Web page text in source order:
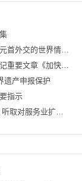
首外交的世界情…
重要文章《加快…
遗产申报保护
指示
听取对服务业扩…